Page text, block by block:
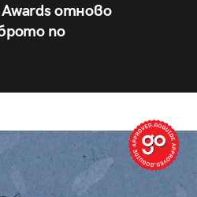
Awards отново
по